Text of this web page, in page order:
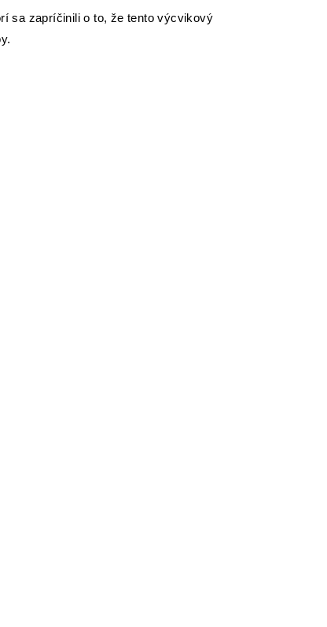
sa zapríčinili o to, že tento výcvikový